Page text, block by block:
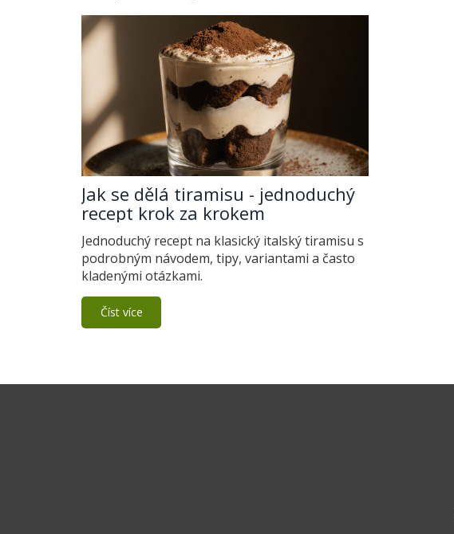
Jak se dělá tiramisu - jednoduchý
recept krok za krokem
Jednoduchý recept na klasický italský tiramisu s
podrobným návodem, tipy, variantami a často
kladenými otázkami.
Číst více